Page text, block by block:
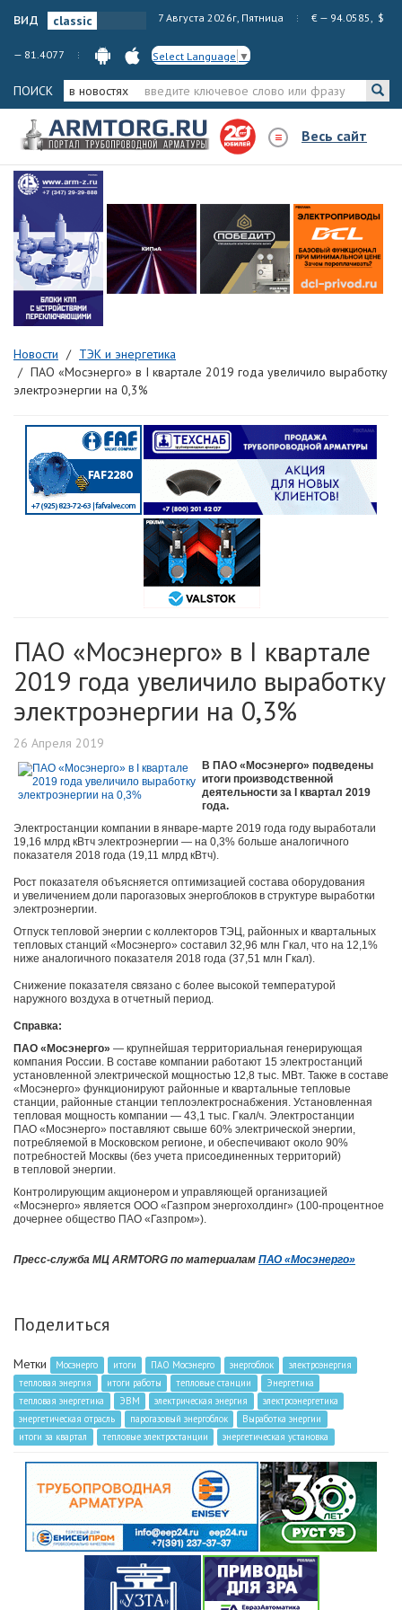
вид 7 Августа 2026г, Пятница € — 94.0585, $
— 81.4077 Select Language ▼
ПОИСК в новостях
Весь сайт
Новости
ТЭК и энергетика
ПАО «Мосэнерго» в I квартале 2019 года увеличило выработку
электроэнергии на 0,3%
ПАО «Мосэнерго» в I квартале
2019 года увеличило выработку
электроэнергии на 0,3%
26 Апреля 2019
В ПАО «Мосэнерго» подведены
итоги производственной
деятельности за I квартал 2019
года.
Электростанции компании в январе-марте 2019 года году выработали
19,16 млрд кВтч электроэнергии — на 0,3% больше аналогичного
показателя 2018 года (19,11 млрд кВтч).
Рост показателя объясняется оптимизацией состава оборудования
и увеличением доли парогазовых энергоблоков в структуре выработки
электроэнергии.
Отпуск тепловой энергии с коллекторов ТЭЦ, районных и квартальных
тепловых станций «Мосэнерго» составил 32,96 млн Гкал, что на 12,1%
ниже аналогичного показателя 2018 года (37,51 млн Гкал).
Снижение показателя связано с более высокой температурой
наружного воздуха в отчетный период.
Справка:
ПАО «Мосэнерго» — крупнейшая территориальная генерирующая
компания России. В составе компании работают 15 электростанций
установленной электрической мощностью 12,8 тыс. МВт. Также в составе
«Мосэнерго» функционируют районные и квартальные тепловые
станции, районные станции теплоэлектроснабжения. Установленная
тепловая мощность компании — 43,1 тыс. Гкал/ч. Электростанции
ПАО «Мосэнерго» поставляют свыше 60% электрической энергии,
потребляемой в Московском регионе, и обеспечивают около 90%
потребностей Москвы (без учета присоединенных территорий)
в тепловой энергии.
Контролирующим акционером и управляющей организацией
«Мосэнерго» является ООО «Газпром энергохолдинг» (100-процентное
дочернее общество ПАО «Газпром»).
Пресс-служба МЦ ARMTORG по материалам ПАО «Мосэнерго»
Поделиться
Метки Мосэнерго итоги ПАО Мосэнерго энергоблок
электроэнергия
тепловая энергия
итоги работы тепловые станции
Энергетика
тепловая энергетика
ЭВМ электрическая энергия
электроэнергетика
энергетическая отрасль
парогазовый энергоблок
Выработка энергии
итоги за квартал
тепловые электростанции энергетическая установка